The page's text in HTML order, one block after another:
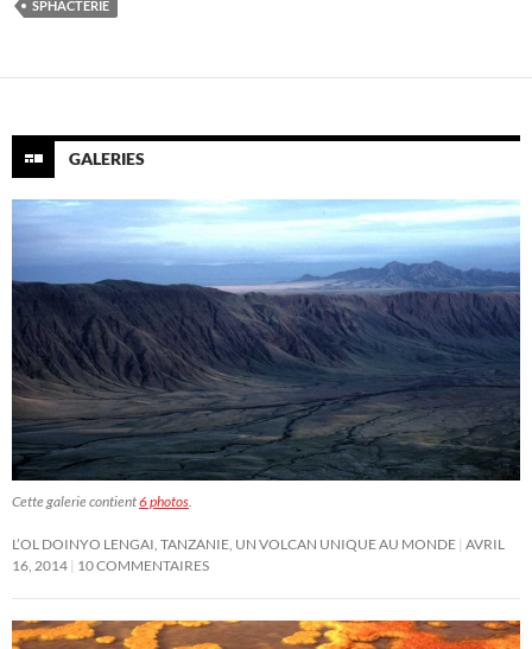
SPHACTÉRIE
GALERIES
Cette galerie contient6 photos.
L’OL DOINYO LENGAI, TANZANIE, UN VOLCAN UNIQUE AU MONDE AVRIL
16, 2014 10 COMMENTAIRES